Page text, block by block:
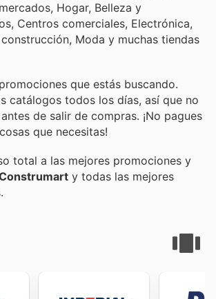
Hogar, Belleza y
Centros comerciales, Electrónica,
Moda y muchas tiendas
que estás buscando.
catálogos todos los días, así que no
antes de salir de compras. ¡No pagues
que necesitas!
total a las mejores promociones y
y todas las mejores